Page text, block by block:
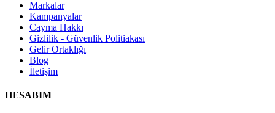
Markalar
Kampanyalar
Cayma Hakkı
Gizlilik - Güvenlik Politiakası
Gelir Ortaklığı
Blog
İletişim
HESABIM